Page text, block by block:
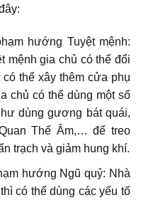
hướng Tuyệt mệnh:
mệnh gia chủ có thể đổi
thể xây thêm cửa phụ
chủ có thể dùng một số
dùng gương bát quái,
Thế Âm,… để treo
trạch và giảm hung khí.
hướng Ngũ quỷ: Nhà
có thể dùng các yếu tố